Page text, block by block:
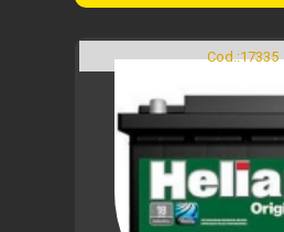
Cod.:17335